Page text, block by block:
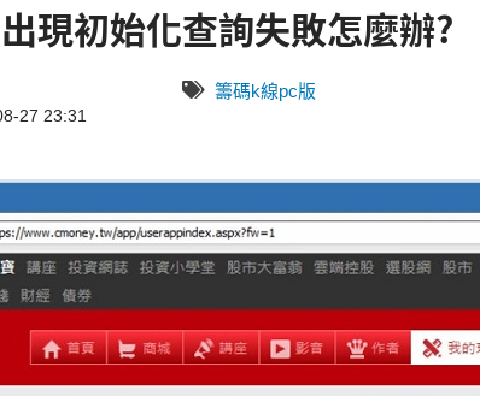
現初始化查詢失敗怎麼辦?
27 23:31
籌碼k線pc版